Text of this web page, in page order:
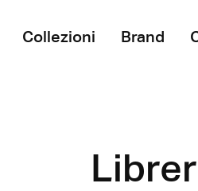
Collezioni Brand